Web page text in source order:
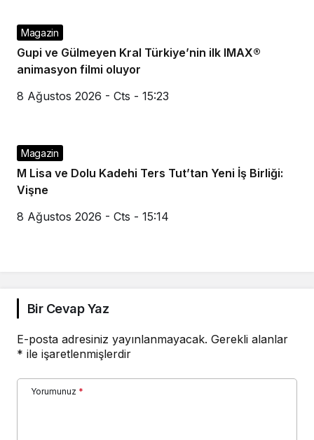
Magazin
Gupi ve Gülmeyen Kral Türkiye’nin ilk IMAX®
animasyon filmi oluyor
8 Ağustos 2026 - Cts - 15:23
Magazin
M Lisa ve Dolu Kadehi Ters Tut’tan Yeni İş Birliği:
Vişne
8 Ağustos 2026 - Cts - 15:14
Bir Cevap Yaz
E-posta adresiniz yayınlanmayacak. Gerekli alanlar
* ile işaretlenmişlerdir
Yorumunuz *